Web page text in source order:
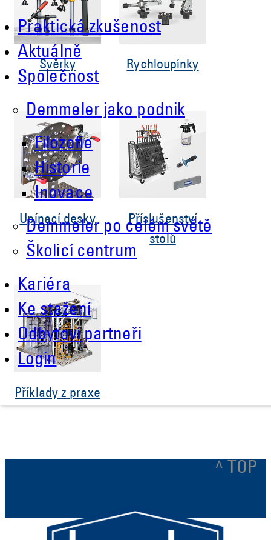
Praktická zkušenost
Aktuálně
Společnost
Demmeler jako podnik
Filozofie
Historie
Inovace
Demmeler po celém světě
Školicí centrum
Kariéra
Ke stažení
Odbytoví partneři
Login
Svěrky Rychloupínky
Upínací desky
Příslušenství
stolů
Příklady z praxe
^ TOP